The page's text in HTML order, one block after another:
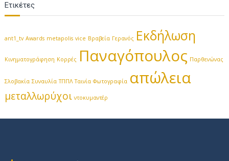
Ετικέτες
ant1_tv Awards metapolis vice Βραβεία Γερανός Εκδήλωση
Κινηματογράφηση Κορρές Παναγόπουλος Παρθενώνας
Σλοβακία Συναυλία ΤΠΠΛ Ταινία Φωτογραφία απώλεια
μεταλλωρύχοι ντοκυμαντέρ